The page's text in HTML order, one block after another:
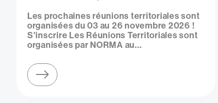
Les prochaines réunions territoriales sont
organisées du 03 au 26 novembre 2026 !
S'inscrire Les Réunions Territoriales sont
organisées par NORMA au...